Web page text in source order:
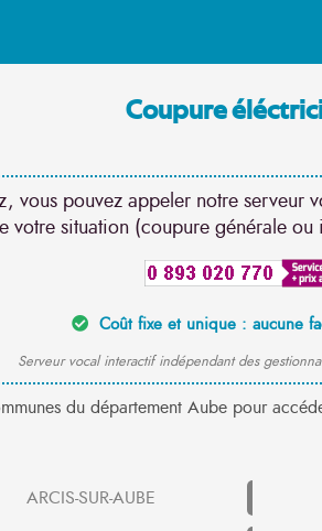
Coupure
vous pouvez appeler notre
votre situation (coupure générale ou
Coût fixe et unique : aucune
Serveur vocal interactif indépendant des
du département Aube pour
ARCIS-SUR-AUBE